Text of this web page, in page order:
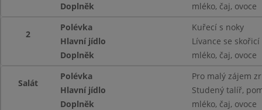
Doplněk
mléko, čaj, ovoce
2
Polévka
Kuřecí s noky
Hlavní jídlo
Lívance se skořicí
Doplněk
mléko, čaj, ovoce
Salát
Polévka
Pro malý zájem
Hlavní jídlo
Studený talíř,
Doplněk
mléko, čaj, ovoce